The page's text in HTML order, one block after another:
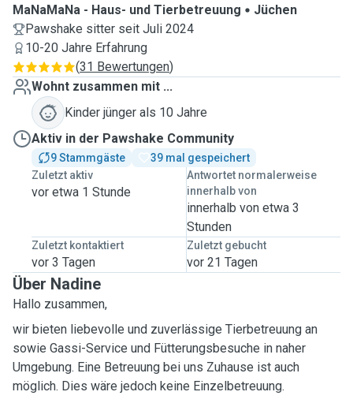
MaNaMaNa - Haus- und Tierbetreuung
Jüchen
Pawshake sitter seit Juli 2024
10-20 Jahre Erfahrung
(31 Bewertungen)
Wohnt zusammen mit ...
Kinder jünger als 10 Jahre
Aktiv in der Pawshake Community
9 Stammgäste
39 mal gespeichert
Zuletzt aktiv
vor etwa 1 Stunde
Antwortet normalerweise
innerhalb von
innerhalb von etwa 3
Stunden
Zuletzt kontaktiert
vor 3 Tagen
Zuletzt gebucht
vor 21 Tagen
Über Nadine
Hallo zusammen,
wir bieten liebevolle und zuverlässige Tierbetreuung an
sowie Gassi-Service und Fütterungsbesuche in naher
Umgebung. Eine Betreuung bei uns Zuhause ist auch
möglich. Dies wäre jedoch keine Einzelbetreuung.